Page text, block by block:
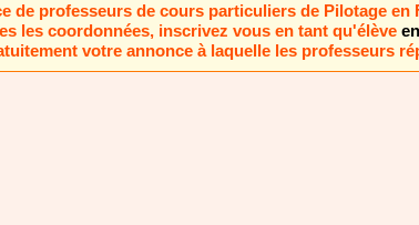
de professeurs de cours particuliers de Pilotage en
les coordonnées, inscrivez vous en tant qu'élève
votre annonce à laquelle les professeurs